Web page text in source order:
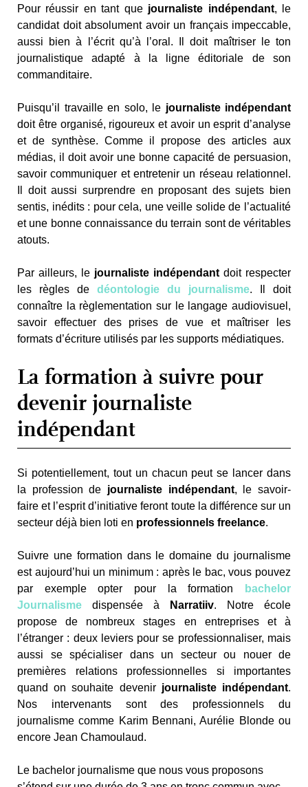
Pour réussir en tant que journaliste indépendant, le
candidat doit absolument avoir un français impeccable,
aussi bien à l’écrit qu’à l’oral. Il doit maîtriser le ton
journalistique adapté à la ligne éditoriale de son
commanditaire.
Puisqu’il travaille en solo, le journaliste indépendant
doit être organisé, rigoureux et avoir un esprit d’analyse
et de synthèse. Comme il propose des articles aux
médias, il doit avoir une bonne capacité de persuasion,
savoir communiquer et entretenir un réseau relationnel.
Il doit aussi surprendre en proposant des sujets bien
sentis, inédits : pour cela, une veille solide de l’actualité
et une bonne connaissance du terrain sont de véritables
atouts.
Par ailleurs, le journaliste indépendant doit respecter
les règles de déontologie du journalisme. Il doit
connaître la règlementation sur le langage audiovisuel,
savoir effectuer des prises de vue et maîtriser les
formats d’écriture utilisés par les supports médiatiques.
La formation à suivre pour
devenir journaliste
indépendant
Si potentiellement, tout un chacun peut se lancer dans
la profession de journaliste indépendant, le savoir-
faire et l’esprit d’initiative feront toute la différence sur un
secteur déjà bien loti en professionnels freelance.
Suivre une formation dans le domaine du journalisme
est aujourd’hui un minimum : après le bac, vous pouvez
par exemple opter pour la formation
bachelor
Journalisme dispensée à Narratiiv. Notre école
propose de nombreux stages en entreprises et à
l’étranger : deux leviers pour se professionnaliser, mais
aussi se spécialiser dans un secteur ou nouer de
premières relations professionnelles si importantes
quand on souhaite devenir journaliste indépendant.
Nos intervenants sont des professionnels du
journalisme comme Karim Bennani, Aurélie Blonde ou
encore Jean Chamoulaud.
Le bachelor journalisme que nous vous proposons